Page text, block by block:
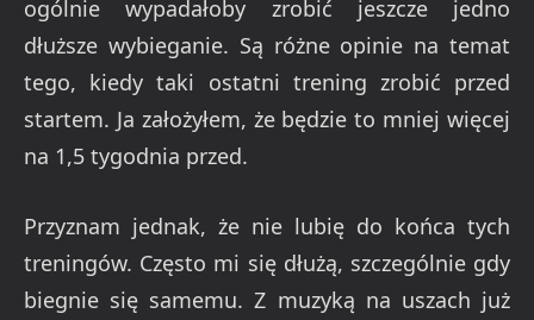
ogólnie wypadałoby zrobić jeszcze jedno
dłuższe wybieganie. Są różne opinie na temat
tego, kiedy taki ostatni trening zrobić przed
startem. Ja założyłem, że będzie to mniej więcej
na 1,5 tygodnia przed.
Przyznam jednak, że nie lubię do końca tych
treningów. Często mi się dłużą, szczególnie gdy
biegnie się samemu. Z muzyką na uszach już